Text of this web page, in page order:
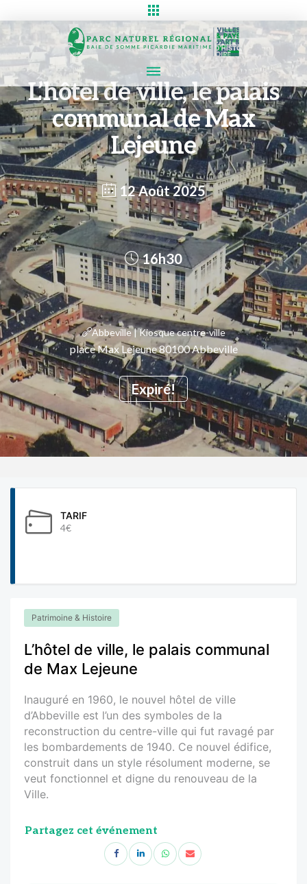
L’hôtel de ville, le palais
communal de Max
Lejeune
12 Août 2025
Expiré!
16h30
Abbeville | Kiosque centre-ville
place Max Lejeune 80100 Abbeville
TARIF
4€
Patrimoine & Histoire
L’hôtel de ville, le palais communal
de Max Lejeune
Inauguré en 1960, le nouvel hôtel de ville
d’Abbeville est l’un des symboles de la
reconstruction du centre-ville qui fut ravagé par
les bombardements de 1940. Ce nouvel édifice,
construit dans un style résolument moderne, se
veut fonctionnel et digne du renouveau de la
Ville.
Partagez cet événement